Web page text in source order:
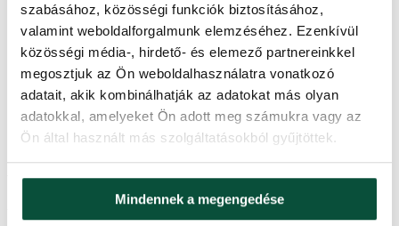
szabásához, közösségi funkciók biztosításához,
valamint weboldalforgalmunk elemzéséhez. Ezenkívül
közösségi média-, hirdető- és elemező partnereinkkel
megosztjuk az Ön weboldalhasználatra vonatkozó
adatait, akik kombinálhatják az adatokat más olyan
adatokkal, amelyeket Ön adott meg számukra vagy az
Ön által használt más szolgáltatásokból gyűjtöttek.
Mindennek a megengedése
FAVI kategória Karácsonyi füzérek
A 3D/PVC százalékos aránya 0/100
Csomag 1 110x24x20
Az elmúlt 30 napban a legalacsonyabb ár20,000